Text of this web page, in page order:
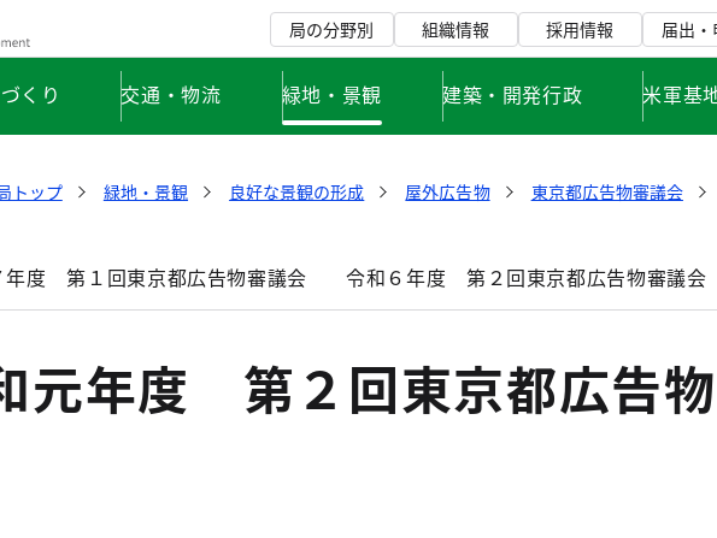
局の分野別 組織情報 採用情報 届出
くり 交通・物流 緑地・景観 建築・開発行政 米軍基
トップ 緑地・景観 良好な景観の形成 屋外広告物 東京都広告物審議会
年度 第１回東京都広告物審議会 令和６年度 第２回東京都広告物審議会
元年度 第２回東京都広告